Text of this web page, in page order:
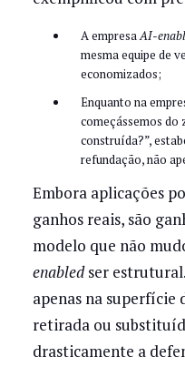
A empresaAI-
mesma equipe de
economizados;
Enquanto na
começássemos do
construída?”,
refundação, não
Embora aplicações
ganhos reais, são
modelo que não
enabledser
apenas na superfície
retirada ou
drasticamente a